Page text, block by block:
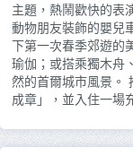
主題，熱鬧歡快的表
動物朋友裝飾的嬰兒
下第一次春季郊遊的
瑜伽；或搭乘獨木舟
然的首爾城市風景。
成章」，並入住一場